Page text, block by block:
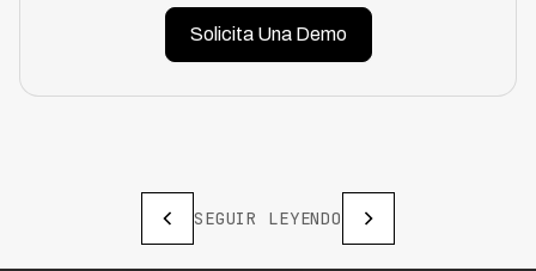
Solicita Una Demo
SEGUIR LEYENDO